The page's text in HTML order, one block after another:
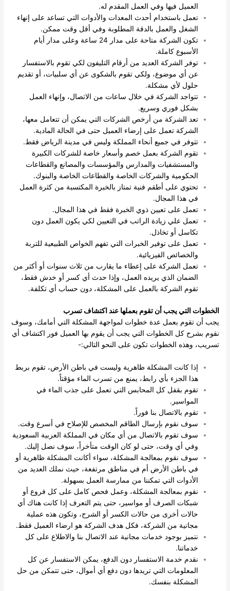
العميل فيها وفي العمل المقدم له.
تعمل باستخدام أحدث المعدات والأدوات التي تساعد على إنهاء
الشغل والعمل بالدقة المطلوبة وفي أقل وقت ممكن.
تكون الشركة متاحة على مدار 24 ساعة وعلى مدار أيام
الأسبوع كاملة.
توفر الشركة العديد من أرقام التليفون لكي تقوم بالاستفسار
عن أي موضوع، ولكي تقوم بالشكوى عن أي سلبيات، أو تقديم
حلول لأي مشكلة.
تتواجد الشركة في خلال ساعات من الاتصال، وإنهاء العمل
بشكل فوري وسريع.
تعد الشركة من أرخص الشركات التي يمكن أن تتعامل معها،
الشركة تعمل على إرضاء العميل حتى في الحالة المادية.
تتوفر في جميع أنحاء المملكة وليس في مدينة الرياض فقط.
تقوم الشركة بعمل خصم وأسعار خاصة للشركات الكبيرة
والمستشفيات والمدارس والمؤسسات والمصانع والقطاعات
الحكومية والشركات الخاصة والقطاعات الخاصة والبنوك.
تحتوي على أطقم فنية تمتاز بالخبرة المكتسبة من كثرة العمل
في هذا المجال.
تعمل على تعيين ذوي الخبرة فقط في هذا المجال.
تعمل علي زيادة الراتب في التعيين لكي يكون العمل دون
تكاسل أو تخاذل.
تعمل على توفير الخبرات التي تفهم الخواص الطبيعية للتربة
والخصائص الفيزيائية.
تعمل الشركة على إعطاء ما يقارب من ثلاث سنوات أو أكثر من
الضمان الذي يريده العمل، وإذا حدث أي كسر أو خدش فقط،
تقوم الشركة بالعمل على المشكلة، دون حساب أي تكلفة.
الخطوات التي يجب أن تقوم بعملها عند اكتشاف تسرب
يجب أن تقوم بعمل عدة خطوات لمواجهة المشكلة التي أمامك، وسوف
نقوم بشرح كل الخطوات التي يجب أن يقوم بها العميل فور اكتشاف أي
تسريب، وهذه الخطوات تكون على النحو التالي:-
إذا كانت المشكلة ظاهرية وليست في باطن الأرض، تقوم بربط
هذا الجزء بأي رابط، يمنع من تسرب الماء مؤقتاً.
تقوم بقفل كل المحابس التي تعمل على جذب الماء في
المواسير.
تقوم بالاتصال بنا فوراً.
سوف نقوم بإرسال الطاقم المخصص للإصلاح في أسرع وقت.
سوف تقوم بالاتصال من أي مكان في المملكة العربية السعودية
وفي أي وقت، حتى لو كان الوقت متأخراً، سوف نصل إليك.
سوف نقوم بمعالجة المشكلة، سواء أكانت المشكلة ظاهرية أو
في باطن الأرض أم في مناطق مرتفعة، حيث نملك العديد من
الأدوات التي تمكننا من ممارسة العمل بسهولة.
نقوم بمعالجة المشكلة، وعمل فحص كامل على كل فروع أو
شبكات الصرف أو مواسير، حتى يتم التعرف إذا كانت هناك أي
حالات أخرى من حالات الكسر أو الشرح، وتكون هذه عملية
مجانية من الشركة، فكل هدف الشركة هو ارضاء العميل فقط.
نتميز بوجود خدمات مجانية عند الاتصال بنا والاطلاع على كل
خدماتنا.
نقدم خدمة الاستفسار دون الدفع، يمكن الاستفسار عن كل
المعلومات التي تريدها دون دفع أي أموال، حتى تتمكن من حل
المشكلة بنفسك.